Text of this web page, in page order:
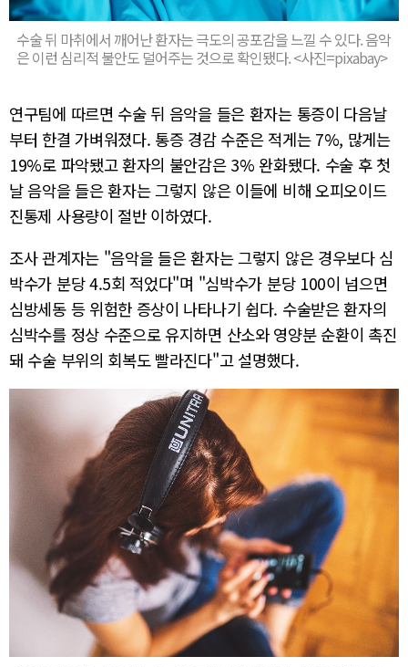
수술 뒤 마취에서 깨어난 환자는 극도의 공포감을 느낄 수 있다. 음악
은 이런 심리적 불안도 덜어주는 것으로 확인됐다. <사진=pixabay>
연구팀에 따르면 수술 뒤 음악을 들은 환자는 통증이 다음날
부터 한결 가벼워졌다. 통증 경감 수준은 적게는 7%, 많게는
19%로 파악됐고 환자의 불안감은 3% 완화됐다. 수술 후 첫
날 음악을 들은 환자는 그렇지 않은 이들에 비해 오피오이드
진통제 사용량이 절반 이하였다.
조사 관계자는 "음악을 들은 환자는 그렇지 않은 경우보다 심
박수가 분당 4.5회 적었다"며 "심박수가 분당 100이 넘으면
심방세동 등 위험한 증상이 나타나기 쉽다. 수술받은 환자의
심박수를 정상 수준으로 유지하면 산소와 영양분 순환이 촉진
돼 수술 부위의 회복도 빨라진다"고 설명했다.